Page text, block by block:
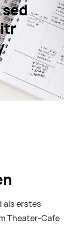
als erstes
Theater-Cafe